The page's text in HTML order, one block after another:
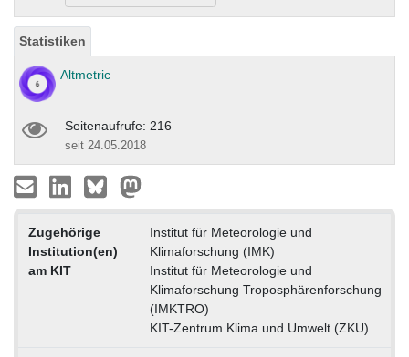
Statistiken
Altmetric
Seitenaufrufe: 216
seit 24.05.2018
Zugehörige
Institution(en)
am KIT
Institut für Meteorologie und
Klimaforschung (IMK)
Institut für Meteorologie und
Klimaforschung Troposphärenforschung
(IMKTRO)
KIT-Zentrum Klima und Umwelt (ZKU)